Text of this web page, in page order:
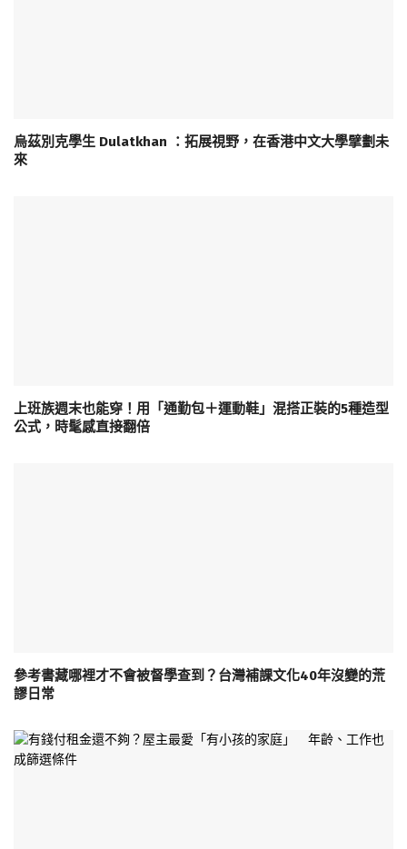
烏茲別克學生 Dulatkhan ：拓展視野，在香港中文大學擘劃未
來
上班族週末也能穿！用「通勤包＋運動鞋」混搭正裝的5種造型
公式，時髦感直接翻倍
參考書藏哪裡才不會被督學查到？台灣補課文化40年沒變的荒
謬日常